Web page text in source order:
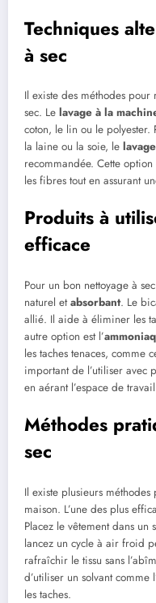
Techniques
à sec
Il existe des méthodes
sec. Le lavage à la
coton, le lin ou le polyester.
la laine ou la soie, le
recommandée. Cette
les fibres tout en assurant
Produits à
efficace
Pour un bon nettoyage à
naturel etabsorbant. Le
allié. Il aide à éliminer les
autre option est l’
les taches tenaces, comme
important de l’utiliser avec
en aérant l’espace de
Méthodes
sec
Il existe plusieurs
maison. L’une des plus
Placez le vêtement dans
lancez un cycle à air froid
rafraîchir le tissu sans
d’utiliser un solvant comme
les taches.